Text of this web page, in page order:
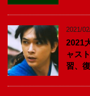
2021/
2021
ャス
習、